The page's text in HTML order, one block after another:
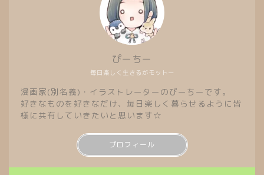
毎日楽しく生きるがモットー
ぴーちー
漫画家(別名義)・イラストレーターのぴーちーです。
好きなものを好きなだけ、毎日楽しく暮らせるように皆
様に共有していきたいと思います☆
プロフィール